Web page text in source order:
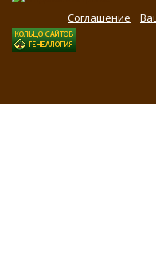
Соглашение